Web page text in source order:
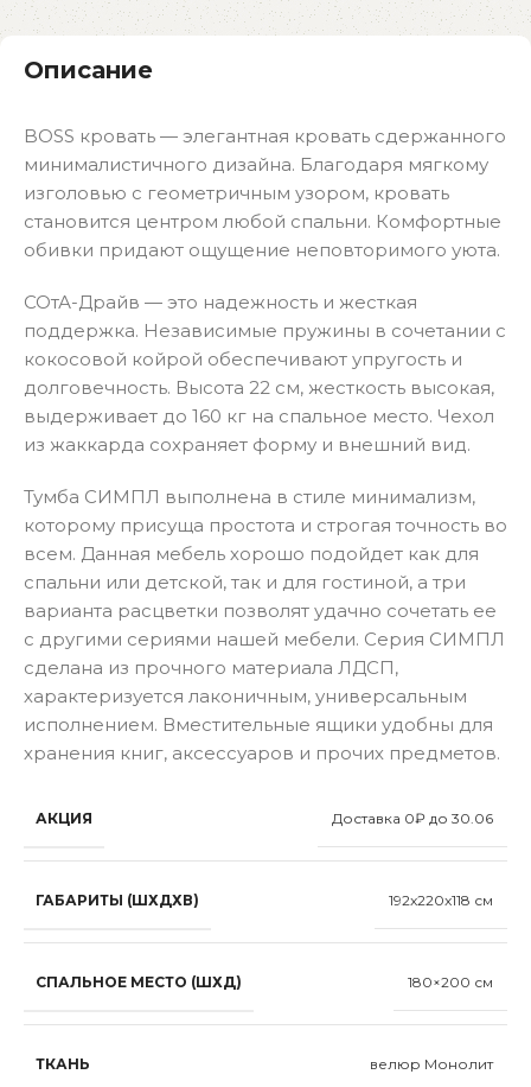
Описание
BOSS кровать — элегантная кровать сдержанного
минималистичного дизайна. Благодаря мягкому
изголовью с геометричным узором, кровать
становится центром любой спальни. Комфортные
обивки придают ощущение неповторимого уюта.
СОтА-Драйв — это надежность и жесткая
поддержка. Независимые пружины в сочетании с
кокосовой койрой обеспечивают упругость и
долговечность. Высота 22 см, жесткость высокая,
выдерживает до 160 кг на спальное место. Чехол
из жаккарда сохраняет форму и внешний вид.
Тумба СИМПЛ выполнена в стиле минимализм,
которому присуща простота и строгая точность во
всем. Данная мебель хорошо подойдет как для
спальни или детской, так и для гостиной, а три
варианта расцветки позволят удачно сочетать ее
с другими сериями нашей мебели. Серия СИМПЛ
сделана из прочного материала ЛДСП,
характеризуется лаконичным, универсальным
исполнением. Вместительные ящики удобны для
хранения книг, аксессуаров и прочих предметов.
АКЦИЯ Доставка 0₽ до 30.06
ГАБАРИТЫ (ШХДХВ) 192x220x118 см
СПАЛЬНОЕ МЕСТО (ШХД) 180×200 см
ТКАНЬ велюр Монолит